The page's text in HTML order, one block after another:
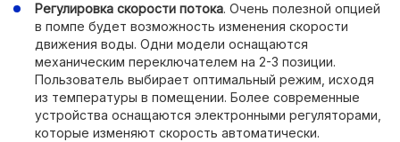
Регулировка скорости потока. Очень полезной опцией
в помпе будет возможность изменения скорости
движения воды. Одни модели оснащаются
механическим переключателем на 2-3 позиции.
Пользователь выбирает оптимальный режим, исходя
из температуры в помещении. Более современные
устройства оснащаются электронными регуляторами,
которые изменяют скорость автоматически.